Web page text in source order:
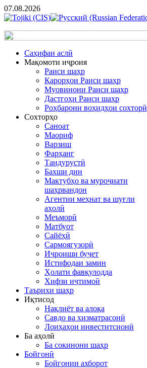
07.08.2026
Cаҳифаи аслӣ
Мақомоти иҷроия
Раиси шаҳр
Қарорҳои Раиси шаҳр
Муовинони Раиси шаҳр
Дастгоҳи Раиси шаҳр
Роҳбарони воҳидҳои сохторӣ
Сохторҳо
Саноат
Маориф
Варзиш
Фарҳанг
Тандурустӣ
Бахши дин
Мактубҳо ва муроҷиати
шаҳрвандон
Агентии меҳнат ва шуғли
аҳолӣ
Меъморӣ
Матбуот
Сайёҳӣ
Сармоягузорӣ
Иҷроиши буҷет
Истифодаи замин
Ҳолати фавқулодда
Хифзи иҷтимоӣ
Таърихи шаҳр
Иқтисод
Нақлиёт ва алоқа
Савдо ва хизматрасонӣ
Лоиҳаҳои инвеститсионӣ
Ба аҳолӣ
Ба сокинони шаҳр
Бойгонӣ
Бойгонии ахборот